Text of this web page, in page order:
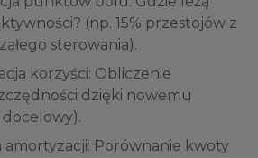
(np. 15% przestojów z
sterowania).
korzyści: Obliczenie
dzięki nowemu
amortyzacji: Porównanie kwoty